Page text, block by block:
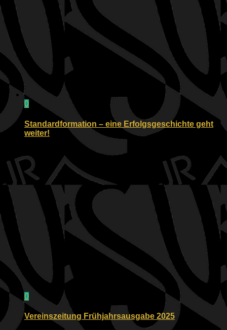
0
Standardformation – eine Erfolgsgeschichte geht
weiter!
0
Vereinszeitung Frühjahrsausgabe 2025